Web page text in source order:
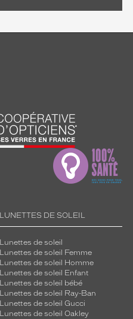
LUNETTES DE SOLEIL
Lunettes de soleil
Lunettes de soleil Femme
Lunettes de soleil Homme
Lunettes de soleil Enfant
Lunettes de soleil bébé
Lunettes de soleil Ray-Ban
Lunettes de soleil Gucci
Lunettes de soleil Oakley